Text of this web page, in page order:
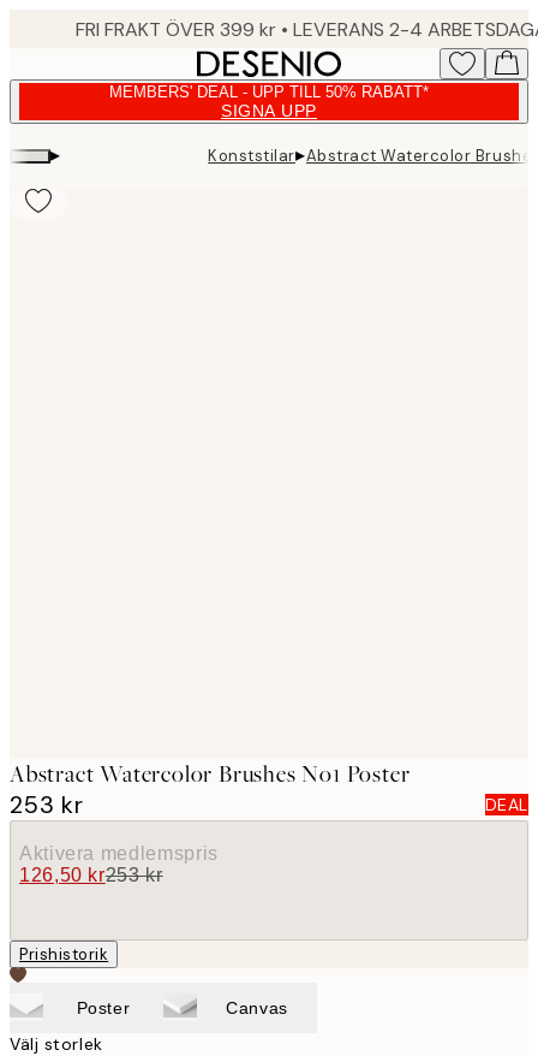
FRI FRAKT ÖVER 399 kr • LEVERANS 2-4
MEMBERS' DEAL - UPP TILL 50% RABATT*
SIGNA UPP
▸ Konststilar▸Abstract Watercolor
Abstract Watercolor Brushes No1 Poster
253 kr DEAL
Aktivera medlemspris
126,50 kr253 kr
Prishistorik
Poster Canvas
Välj storlek